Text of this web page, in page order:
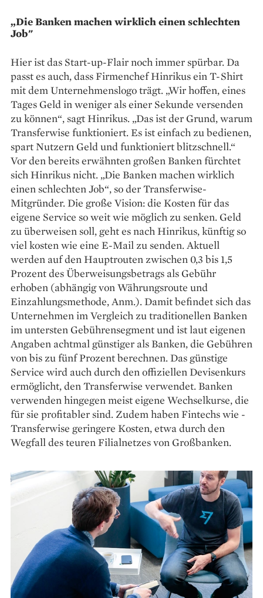
„Die Banken machen wirklich einen schlechten
Job"
Hier ist das Start-up-Flair noch immer spürbar. Da
passt es auch, dass Firmenchef Hinrikus ein T-Shirt
mit dem Unternehmenslogo trägt. „Wir hoffen, eines
Tages Geld in weniger als einer Sekunde versenden
zu können“, sagt Hinrikus. „Das ist der Grund, warum
Transferwise funktioniert. Es ist einfach zu bedienen,
spart Nutzern Geld und funktioniert blitzschnell.“
Vor den bereits erwähnten großen Banken ­fürchtet
sich Hinrikus nicht. „Die Banken machen wirklich
einen schlechten Job“, so der ­Transferwise-
Mitgründer. Die große Vision: die Kosten für das
eigene Service so weit wie möglich zu senken. Geld
zu überweisen soll, geht es nach Hinrikus, ­künftig so
viel kosten wie eine E-Mail zu senden. Aktuell
werden auf den Hauptrouten zwischen 0,3 bis 1,5
Prozent des Überweisungsbetrags als ­Gebühr
erhoben (abhängig von Währungsroute und
Einzahlungsmethode, Anm.). Damit befindet sich das
Unternehmen im Vergleich zu traditionellen Banken
im untersten Gebührensegment und ist laut eigenen
Angaben achtmal günstiger als Banken, die Gebühren
von bis zu fünf Prozent berechnen. Das ­günstige
Service wird auch durch den offiziellen Devisenkurs
ermöglicht, den ­Transferwise verwendet. Banken
verwenden hingegen meist eigene Wechselkurse, die
für sie profitabler sind. Zudem haben Fintechs wie ­
Transferwise geringere Kosten, etwa durch den
Wegfall des teuren Filialnetzes von Großbanken.